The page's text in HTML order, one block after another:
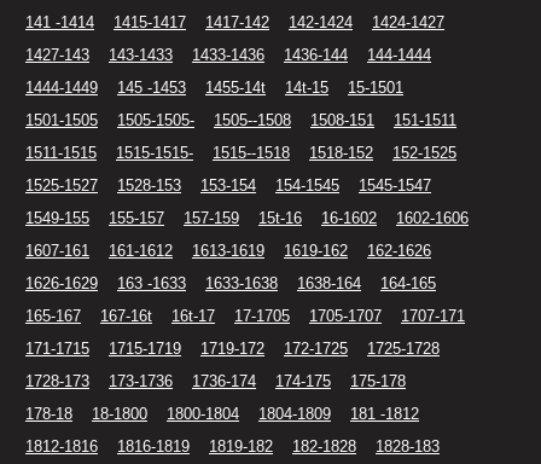
141 -1414
1415-1417 1417-142 142-1424
1424-1427
1427-143
143-1433 1433-1436 1436-144
144-1444
1444-1449
145 -1453 1455-14t 14t-15
15-1501
1501-1505
1505-1505- 1505--1508 1508-151
151-1511
1511-1515
1515-1515- 1515--1518 1518-152
152-1525
1525-1527
1528-153 153-154 154-1545
1545-1547
1549-155
155-157 157-159 15t-16 16-1602
1602-1606
1607-161
161-1612 1613-1619 1619-162
162-1626
1626-1629
163 -1633 1633-1638 1638-164
164-165
165-167
167-16t 16t-17 17-1705 1705-1707
1707-171
171-1715
1715-1719 1719-172 172-1725
1725-1728
1728-173
173-1736 1736-174 174-175
175-178
178-18
18-1800 1800-1804 1804-1809
181 -1812
1812-1816
1816-1819 1819-182 182-1828
1828-183